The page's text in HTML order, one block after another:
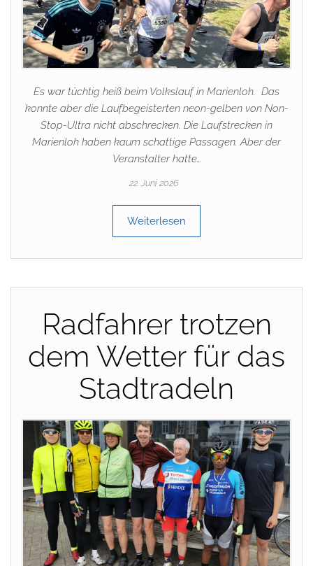
Es war tüchtig heiß beim Volkslauf in Marienloh. Das
konnte aber die Laufbegeisterten neon-gelben von Non-
Stop-Ultra nicht abschrecken. Die Laufstrecken in
Marienloh haben kaum schattige Passagen. Aber der
Veranstalter hatte…
22. Juni 2026
Weiterlesen
Radfahrer trotzen
dem Wetter für das
Stadtradeln